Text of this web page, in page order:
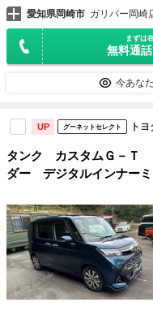
愛知県岡崎市 ガリバー岡崎
まずは
無料通
今あな
UP グーネットセレクト トヨ
タンク カスタムＧ－Ｔ
ダー デジタルインナー
ライト アイドリングス
ー